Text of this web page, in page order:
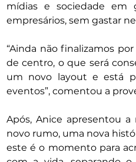
mídias e sociedade em
empresários, sem gastar
“Ainda não finalizamos
de centro, o que será
um novo layout e está
eventos”, comentou a
Após, Anice apresentou
novo rumo, uma nova
este é o momento para